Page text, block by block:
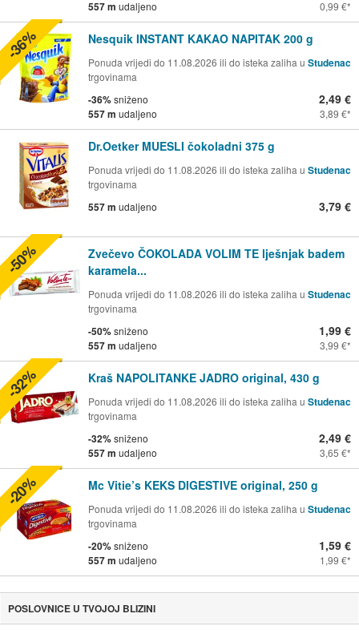
557 m udaljeno 0,99 €
Nesquik INSTANT KAKAO NAPITAK 200 g
Ponuda vrijedi do 11.08.2026 ili do isteka zaliha u Studenac
trgovinama
-36%sniženo
557 m udaljeno
2,49 €
3,89 €
-36%
Dr.Oetker MUESLI čokoladni 375 g
Ponuda vrijedi do 11.08.2026 ili do isteka zaliha u Studenac
trgovinama
557 m udaljeno 3,79 €
Zvečevo ČOKOLADA VOLIM TE lješnjak badem
karamela...
Ponuda vrijedi do 11.08.2026 ili do isteka zaliha u Studenac
trgovinama
-50%sniženo
557 m udaljeno
1,99 €
3,99 €
-50%
Kraš NAPOLITANKE JADRO original, 430 g
Ponuda vrijedi do 11.08.2026 ili do isteka zaliha u Studenac
trgovinama
-32%sniženo
557 m udaljeno
2,49 €
3,65 €
-32%
Mc Vitie’s KEKS DIGESTIVE original, 250 g
Ponuda vrijedi do 11.08.2026 ili do isteka zaliha u Studenac
trgovinama
-20%sniženo
557 m udaljeno
1,59 €
1,99 €
-20%
POSLOVNICE U TVOJOJ BLIZINI